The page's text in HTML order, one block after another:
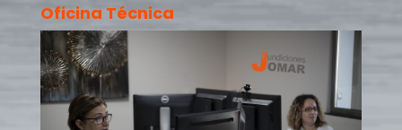
Oficina Técnica